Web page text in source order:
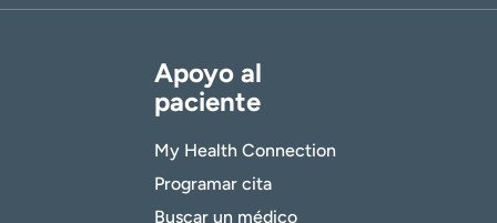
Apoyo al
paciente
My Health Connection
Programar cita
Buscar un médico